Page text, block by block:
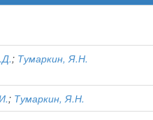
; Тумаркин, Я.Н.
; Тумаркин, Я.Н.